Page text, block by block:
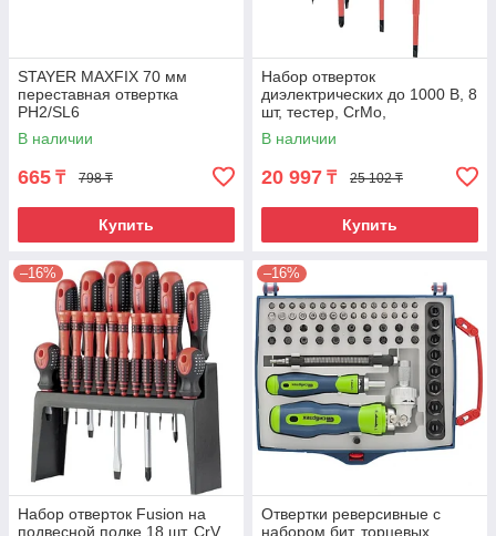
STAYER MAXFIX 70 мм
переставная отвертка
PH2/SL6
В наличии
665 ₸ 798 ₸
Купить
Набор отверток
диэлектрических до 1000 В, 8
шт, тестер, CrMo,
двухкомпонентные рукоятки
Gross
В наличии
20 997 ₸ 25 102 ₸
Купить
–16%
Набор отверток Fusion на
подвесной полке 18 шт, CrV
–16%
Отвертки реверсивные с
набором бит, торцевых